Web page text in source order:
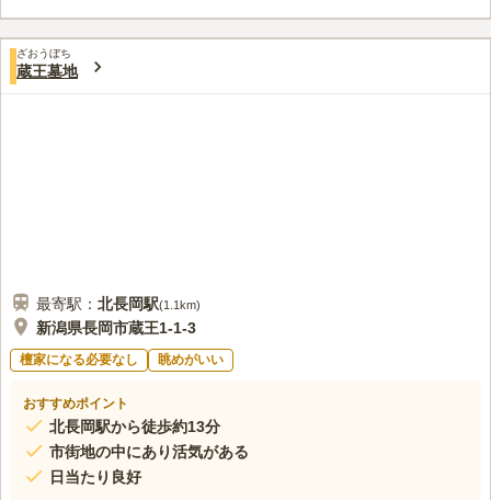
ざおうぼち
蔵王墓地
最寄駅： 北長岡駅(1.1km)
新潟県長岡市蔵王1-1-3
檀家になる必要なし 眺めがいい
おすすめポイント
北長岡駅から徒歩約13分
市街地の中にあり活気がある
日当たり良好